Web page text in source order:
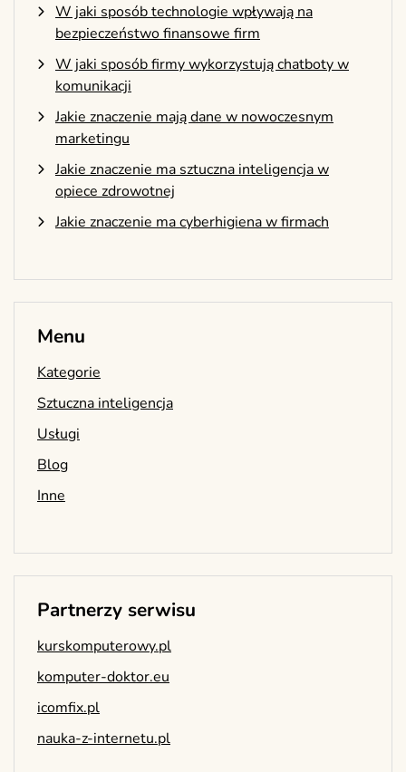
W jaki sposób technologie wpływają na
bezpieczeństwo finansowe firm
W jaki sposób firmy wykorzystują chatboty w
komunikacji
Jakie znaczenie mają dane w nowoczesnym
marketingu
Jakie znaczenie ma sztuczna inteligencja w
opiece zdrowotnej
Jakie znaczenie ma cyberhigiena w firmach
Menu
Kategorie
Sztuczna inteligencja
Usługi
Blog
Inne
Partnerzy serwisu
kurskomputerowy.pl
komputer-doktor.eu
icomfix.pl
nauka-z-internetu.pl